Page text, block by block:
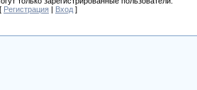
[ Регистрация | Вход ]